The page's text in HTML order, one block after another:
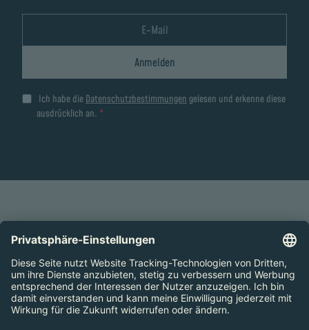
Anmelden
Ich habe dieDatenschutzbestimmungen gelesen und erkenne diese
ausdrücklich an.
ZUM SEITENANFANG
Preise
Öffnungszeiten